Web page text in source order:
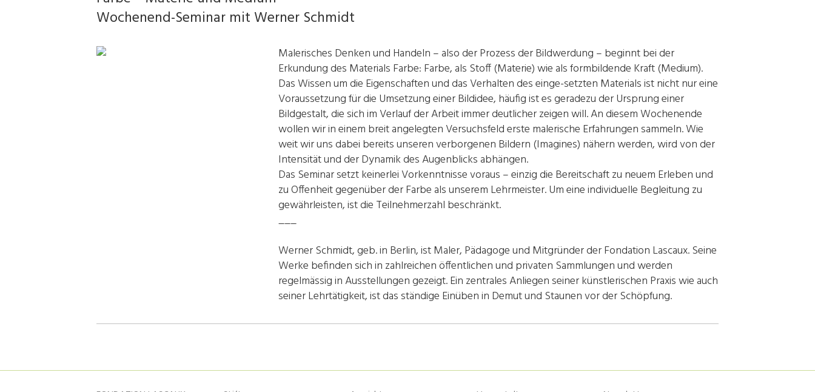
Wochenend-Seminar mit Werner Schmidt
Malerisches Denken und Handeln – also der Prozess der Bildwerdung – beginnt bei der
Erkundung des Materials Farbe: Farbe, als Stoff (Materie) wie als formbildende Kraft (Medium).
Das Wissen um die Eigenschaften und das Verhalten des einge-setzten Materials ist nicht nur eine
Voraussetzung für die Umsetzung einer Bildidee, häufig ist es geradezu der Ursprung einer
Bildgestalt, die sich im Verlauf der Arbeit immer deutlicher zeigen will. An diesem Wochenende
wollen wir in einem breit angelegten Versuchsfeld erste malerische Erfahrungen sammeln. Wie
weit wir uns dabei bereits unseren verborgenen Bildern (Imagines) nähern werden, wird von der
Intensität und der Dynamik des Augenblicks abhängen.
Das Seminar setzt keinerlei Vorkenntnisse voraus – einzig die Bereitschaft zu neuem Erleben und
zu Offenheit gegenüber der Farbe als unserem Lehrmeister. Um eine individuelle Begleitung zu
gewährleisten, ist die Teilnehmerzahl beschränkt.
___
Werner Schmidt, geb. in Berlin, ist Maler, Pädagoge und Mitgründer der Fondation Lascaux. Seine
Werke befinden sich in zahlreichen öffentlichen und privaten Sammlungen und werden
regelmässig in Ausstellungen gezeigt. Ein zentrales Anliegen seiner künstlerischen Praxis wie auch
seiner Lehrtätigkeit, ist das ständige Einüben in Demut und Staunen vor der Schöpfung.